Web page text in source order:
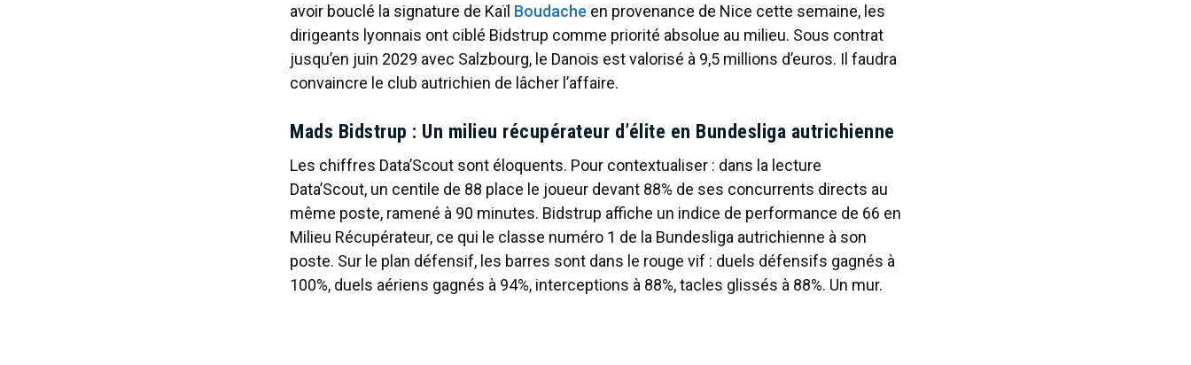
avoir bouclé la signature de Kaïl Boudache en provenance de Nice cette semaine, les
dirigeants lyonnais ont ciblé Bidstrup comme priorité absolue au milieu. Sous contrat
jusqu’en juin 2029 avec Salzbourg, le Danois est valorisé à 9,5 millions d’euros. Il faudra
convaincre le club autrichien de lâcher l’affaire.
Mads Bidstrup : Un milieu récupérateur d’élite en Bundesliga autrichienne
Les chiffres Data’Scout sont éloquents. Pour contextualiser : dans la lecture
Data’Scout, un centile de 88 place le joueur devant 88% de ses concurrents directs au
même poste, ramené à 90 minutes. Bidstrup affiche un indice de performance de 66 en
Milieu Récupérateur, ce qui le classe numéro 1 de la Bundesliga autrichienne à son
poste. Sur le plan défensif, les barres sont dans le rouge vif : duels défensifs gagnés à
100%, duels aériens gagnés à 94%, interceptions à 88%, tacles glissés à 88%. Un mur.